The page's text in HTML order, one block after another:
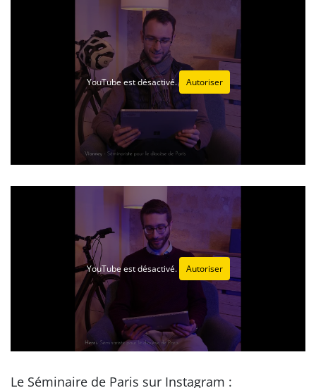
YouTube est désactivé. Autoriser
YouTube est désactivé. Autoriser
Le Séminaire de Paris sur Instagram :